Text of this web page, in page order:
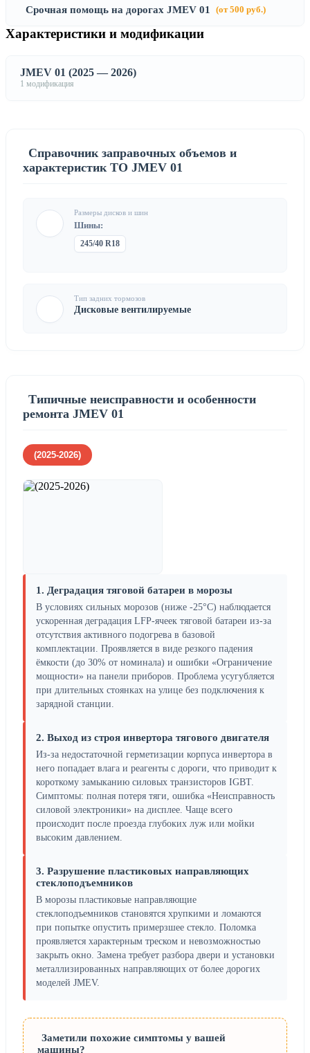
Срочная помощь на дорогах JMEV 01 (от 500 руб.)
Характеристики и модификации
JMEV 01 (2025 — 2026)
1 модификация
Справочник заправочных объемов и
характеристик ТО JMEV 01
Размеры дисков и шин
Шины:
245/40 R18
Тип задних тормозов
Дисковые вентилируемые
Типичные неисправности и особенности
ремонта JMEV 01
(2025-2026)
1. Деградация тяговой батареи в морозы
В условиях сильных морозов (ниже -25°C) наблюдается
ускоренная деградация LFP-ячеек тяговой батареи из-за
отсутствия активного подогрева в базовой
комплектации. Проявляется в виде резкого падения
ёмкости (до 30% от номинала) и ошибки «Ограничение
мощности» на панели приборов. Проблема усугубляется
при длительных стоянках на улице без подключения к
зарядной станции.
2. Выход из строя инвертора тягового двигателя
Из-за недостаточной герметизации корпуса инвертора в
него попадает влага и реагенты с дороги, что приводит к
короткому замыканию силовых транзисторов IGBT.
Симптомы: полная потеря тяги, ошибка «Неисправность
силовой электроники» на дисплее. Чаще всего
происходит после проезда глубоких луж или мойки
высоким давлением.
3. Разрушение пластиковых направляющих
стеклоподъемников
В морозы пластиковые направляющие
стеклоподъемников становятся хрупкими и ломаются
при попытке опустить примерзшее стекло. Поломка
проявляется характерным треском и невозможностью
закрыть окно. Замена требует разбора двери и установки
металлизированных направляющих от более дорогих
моделей JMEV.
Заметили похожие симптомы у вашей
машины?